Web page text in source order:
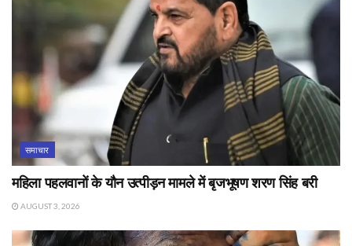
समाचार
महिला पहलवानों के यौन उत्पीड़न मामले में बृजभूषण शरण सिंह बरी
AUGUST 3, 2026